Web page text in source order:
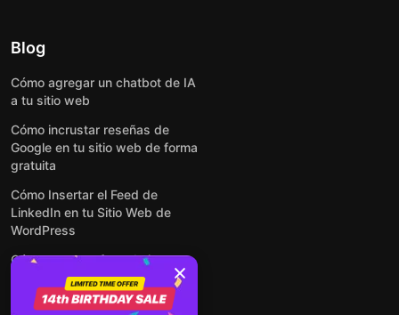
Blog
Cómo agregar un chatbot de IA
a tu sitio web
Cómo incrustar reseñas de
Google en tu sitio web de forma
gratuita
Cómo Insertar el Feed de
LinkedIn en tu Sitio Web de
WordPress
Cómo crear un formulario para
WordPress: de manera simple y
rápida